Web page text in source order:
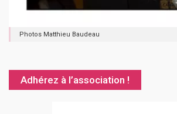
Photos Matthieu Baudeau
Adhérez à l’association !